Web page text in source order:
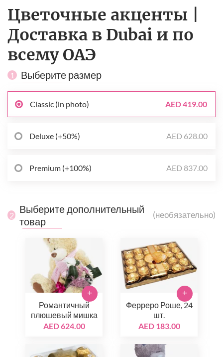
Цветочные акценты |
Доставка в Dubai и по
всему ОАЭ
1 Выберите размер
Classic (in photo) AED 419.00
Deluxe (+50%) AED 628.00
Premium (+100%) AED 837.00
2
Выберите дополнительный
товар
(необязательно)
Романтичный
плюшевый мишка
AED 624.00
+
Ферреро Роше, 24
шт.
AED 183.00
+